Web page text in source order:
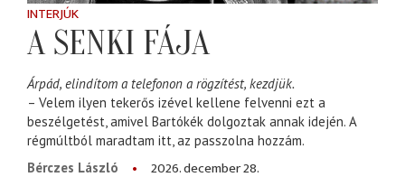
INTERJÚK
A SENKI FÁJA
Árpád, elindítom a telefonon a rögzítést, kezdjük.
– Velem ilyen tekerős izével kellene felvenni ezt a
beszélgetést, amivel Bartókék dolgoztak annak idején. A
régmúltból maradtam itt, az passzolna hozzám.
Bérczes László
2026. december 28.